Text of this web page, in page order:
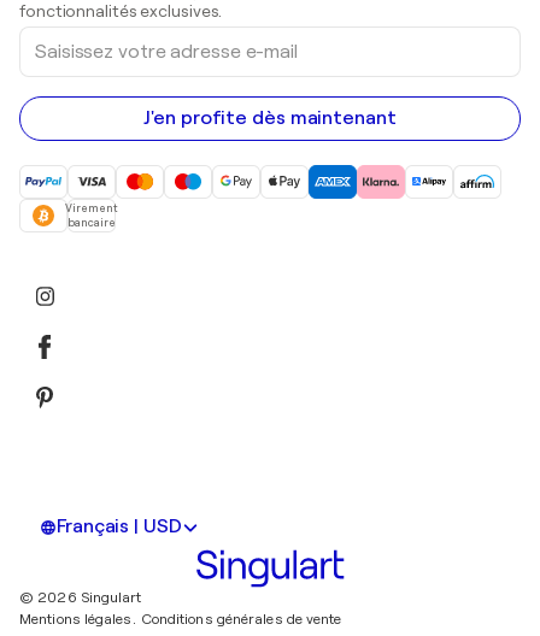
fonctionnalités exclusives.
Saisissez
votre
adresse
e-
mail
J'en profite dès maintenant
Virement
bancaire
Français | USD
© 2026 Singulart
Mentions légales. Conditions générales de vente